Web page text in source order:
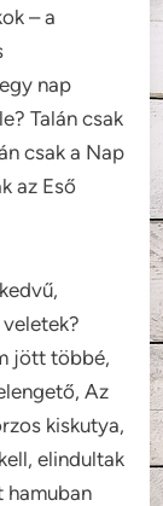
– a
nap
Talán csak
csak a Nap
az Eső
jött többé,
Az
kiskutya,
elindultak
hamuban